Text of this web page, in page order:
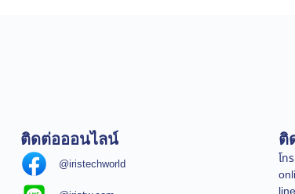
ติดต่อออนไลน์
@iristechworld
ติ
โท